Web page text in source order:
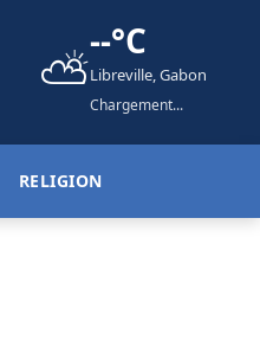
⛅--°C
Libreville, Gabon
Chargement...
RELIGION